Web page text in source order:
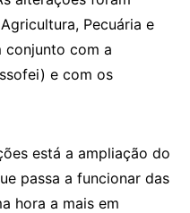
Pecuária e
conjunto com a
e com os
está a ampliação do
passa a funcionar das
hora a mais em